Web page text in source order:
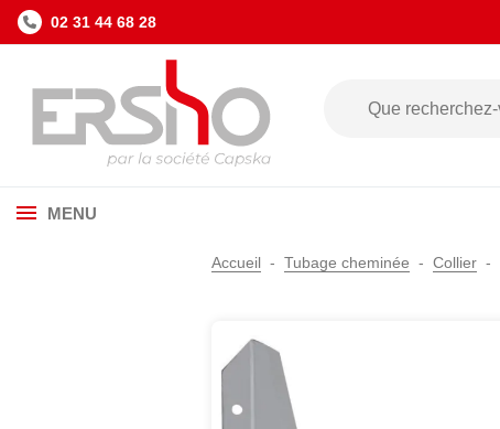
02 31 44 68 28
MENU
Accueil Tubage cheminée Collier